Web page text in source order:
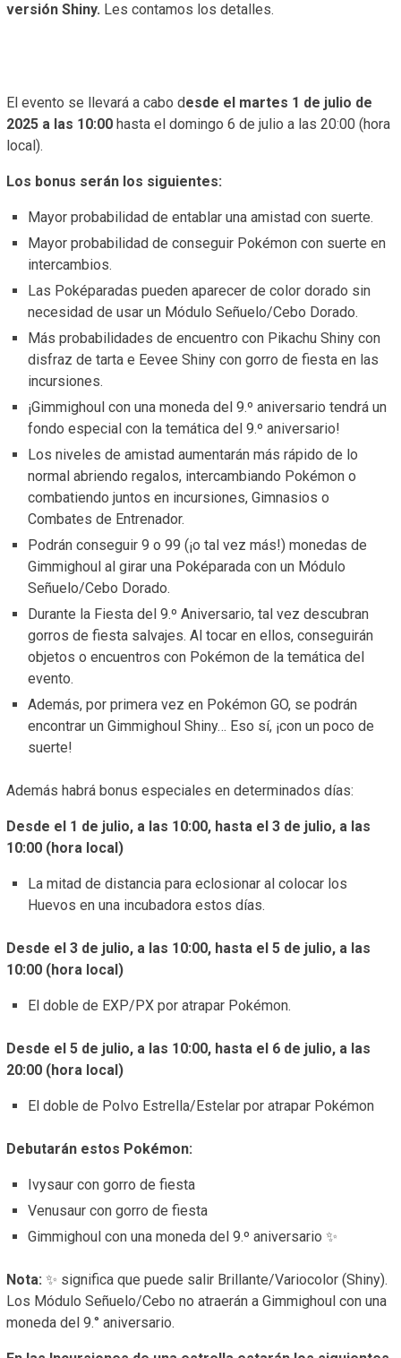
versión Shiny. Les contamos los detalles.
El evento se llevará a cabo desde el martes 1 de julio de
2025 a las 10:00 hasta el domingo 6 de julio a las 20:00 (hora
local).
Los bonus serán los siguientes:
Mayor probabilidad de entablar una amistad con suerte.
Mayor probabilidad de conseguir Pokémon con suerte en
intercambios.
Las Poképaradas pueden aparecer de color dorado sin
necesidad de usar un Módulo Señuelo/Cebo Dorado.
Más probabilidades de encuentro con Pikachu Shiny con
disfraz de tarta e Eevee Shiny con gorro de fiesta en las
incursiones.
¡Gimmighoul con una moneda del 9.º aniversario tendrá un
fondo especial con la temática del 9.º aniversario!
Los niveles de amistad aumentarán más rápido de lo
normal abriendo regalos, intercambiando Pokémon o
combatiendo juntos en incursiones, Gimnasios o
Combates de Entrenador.
Podrán conseguir 9 o 99 (¡o tal vez más!) monedas de
Gimmighoul al girar una Poképarada con un Módulo
Señuelo/Cebo Dorado.
Durante la Fiesta del 9.º Aniversario, tal vez descubran
gorros de fiesta salvajes. Al tocar en ellos, conseguirán
objetos o encuentros con Pokémon de la temática del
evento.
Además, por primera vez en Pokémon GO, se podrán
encontrar un Gimmighoul Shiny… Eso sí, ¡con un poco de
suerte!
Además habrá bonus especiales en determinados días:
Desde el 1 de julio, a las 10:00, hasta el 3 de julio, a las
10:00 (hora local)
La mitad de distancia para eclosionar al colocar los
Huevos en una incubadora estos días.
Desde el 3 de julio, a las 10:00, hasta el 5 de julio, a las
10:00 (hora local)
El doble de EXP/PX por atrapar Pokémon.
Desde el 5 de julio, a las 10:00, hasta el 6 de julio, a las
20:00 (hora local)
El doble de Polvo Estrella/Estelar por atrapar Pokémon
Debutarán estos Pokémon:
Ivysaur con gorro de fiesta
Venusaur con gorro de fiesta
Gimmighoul con una moneda del 9.º aniversario ✨
Nota: ✨ significa que puede salir Brillante/Variocolor (Shiny).
Los Módulo Señuelo/Cebo no atraerán a Gimmighoul con una
moneda del 9.° aniversario.